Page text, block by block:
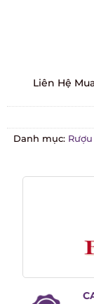
Liên Hệ
Danh mục: